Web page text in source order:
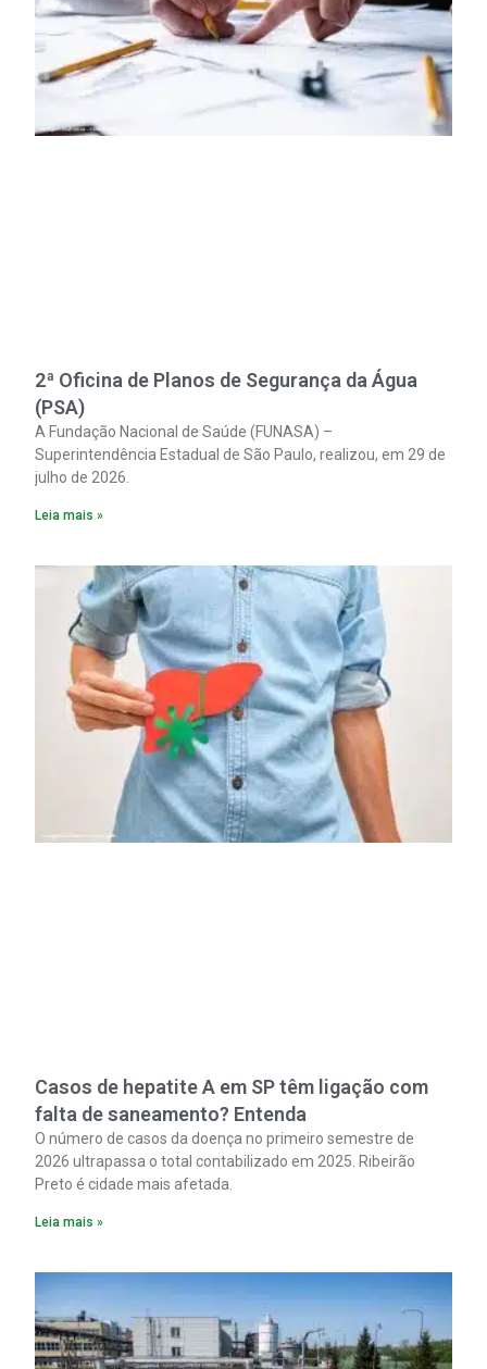
2ª Oficina de Planos de Segurança da Água
(PSA)
A Fundação Nacional de Saúde (FUNASA) –
Superintendência Estadual de São Paulo, realizou, em 29 de
julho de 2026.
Leia mais »
Casos de hepatite A em SP têm ligação com
falta de saneamento? Entenda
O número de casos da doença no primeiro semestre de
2026 ultrapassa o total contabilizado em 2025. Ribeirão
Preto é cidade mais afetada.
Leia mais »